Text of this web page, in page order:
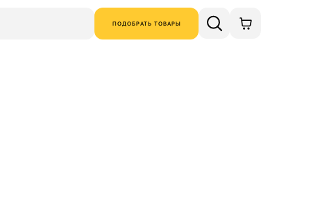
ПОДОБРАТЬ ТОВАРЫ